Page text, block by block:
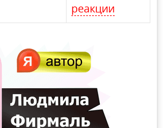
реакции